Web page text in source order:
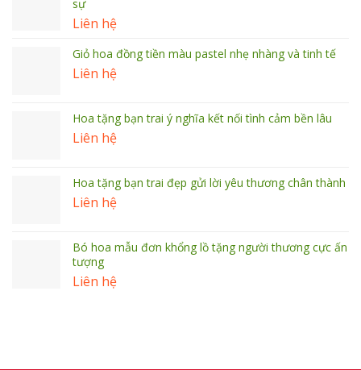
sự
Liên hệ
Giỏ hoa đồng tiền màu pastel nhẹ nhàng và tinh tế
Liên hệ
Hoa tặng bạn trai ý nghĩa kết nối tình cảm bền lâu
Liên hệ
Hoa tặng bạn trai đẹp gửi lời yêu thương chân thành
Liên hệ
Bó hoa mẫu đơn khổng lồ tặng người thương cực ấn
tượng
Liên hệ